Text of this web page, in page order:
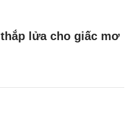
lửa cho giấc mơ